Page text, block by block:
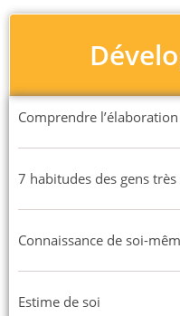
Comprendre
7 habitudes des gens très
Connaissance de soi-
Estime de soi